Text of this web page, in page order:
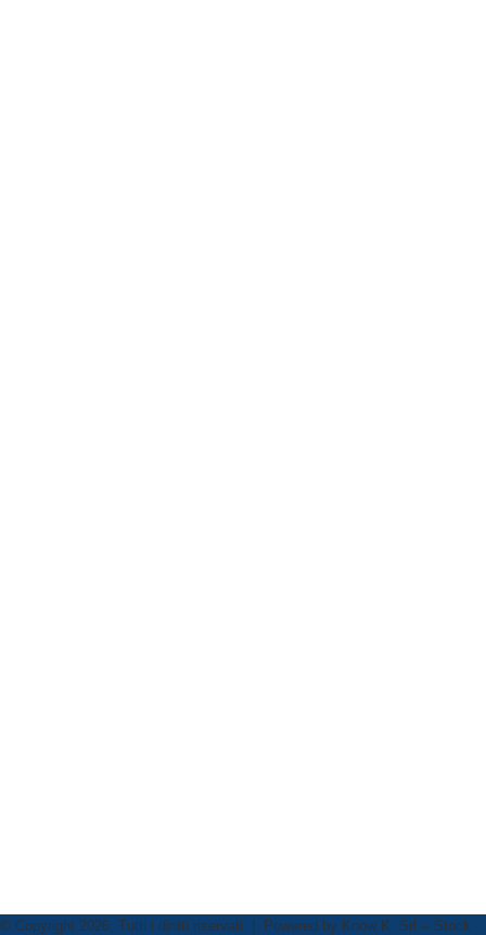
© Copyright 2026, Tutti i diritti riservati | Powered by Know K. Srl -- Stock